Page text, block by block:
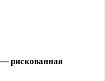
рискованная